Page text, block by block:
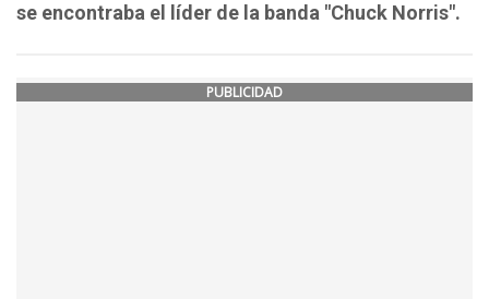
se encontraba el líder de la banda "Chuck Norris".
PUBLICIDAD